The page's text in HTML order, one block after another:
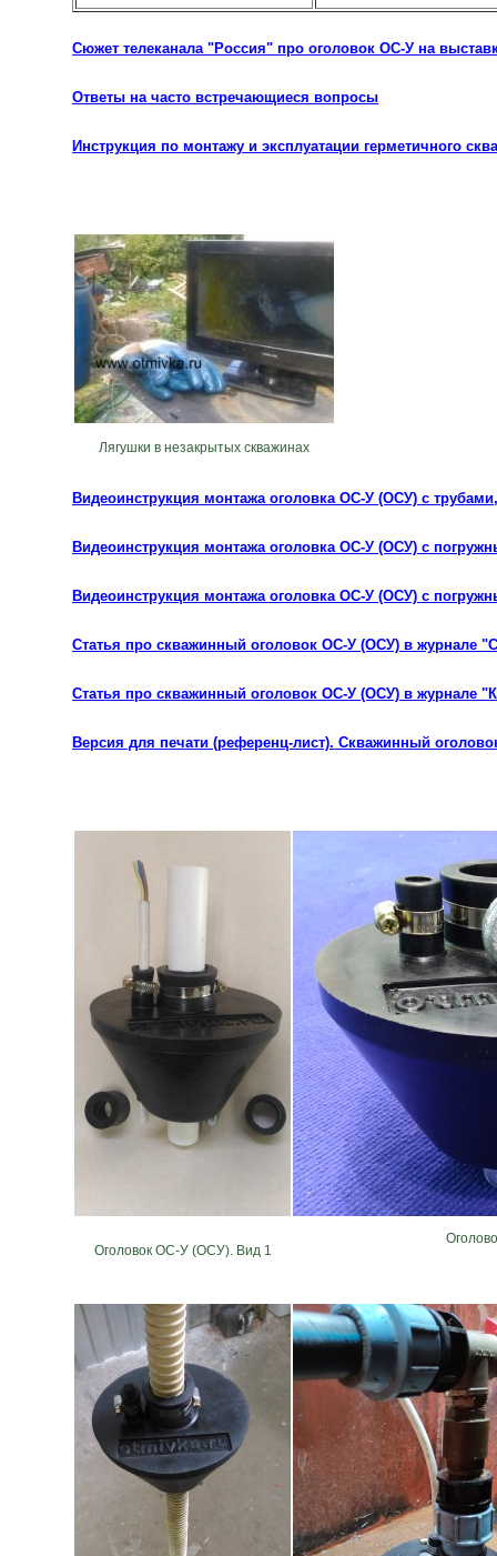
Сюжет телеканала "Россия" про оголовок ОС-У на
Ответы на часто встречающиеся вопросы
Инструкция по монтажу и эксплуатации герметичного
Лягушки в незакрытых скважинах
Видеоинструкция монтажа оголовка ОС-У (ОСУ) с
Видеоинструкция монтажа оголовка ОС-У (ОСУ) с
Видеоинструкция монтажа оголовка ОС-У (ОСУ) с
Статья про скважинный оголовок ОС-У (ОСУ) в журнале
Статья про скважинный оголовок ОС-У (ОСУ) в журнале
Версия для печати (референц-лист). Скважинный
Оголовок ОС-У (ОСУ). Вид 1